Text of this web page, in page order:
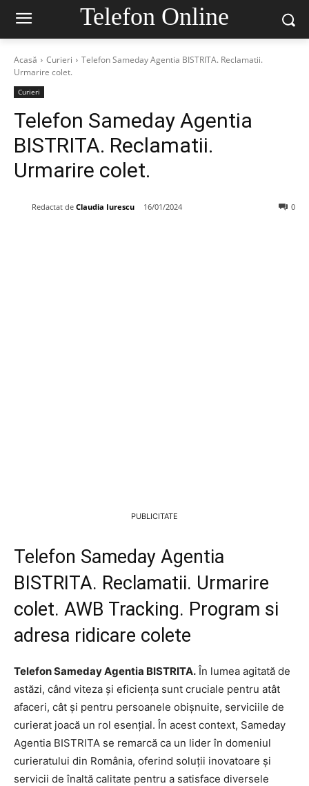
Telefon Online
Acasă Curieri
Telefon Sameday Agentia BISTRITA. Reclamatii.
Urmarire colet.
Curieri
Telefon Sameday Agentia
BISTRITA. Reclamatii.
Urmarire colet.
Redactat de Claudia Iurescu 16/01/2024 0
PUBLICITATE
Telefon Sameday Agentia
BISTRITA. Reclamatii. Urmarire
colet. AWB Tracking. Program si
adresa ridicare colete
Telefon Sameday Agentia BISTRITA. În lumea agitată de
astăzi, când viteza și eficiența sunt cruciale pentru atât
afaceri, cât și pentru persoanele obișnuite, serviciile de
curierat joacă un rol esențial. În acest context, Sameday
Agentia BISTRITA se remarcă ca un lider în domeniul
curieratului din România, oferind soluții inovatoare și
servicii de înaltă calitate pentru a satisface diversele